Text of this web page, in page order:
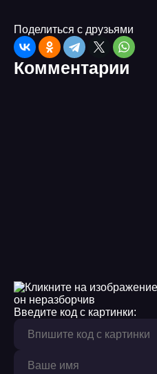
Поделиться с друзьями
Комментарии
Введите код с картинки: